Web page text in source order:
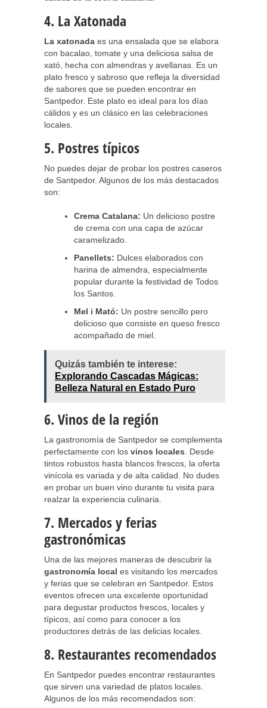
4. La Xatonada
La xatonada es una ensalada que se elabora
con bacalao, tomate y una deliciosa salsa de
xató, hecha con almendras y avellanas. Es un
plato fresco y sabroso que refleja la diversidad
de sabores que se pueden encontrar en
Santpedor. Este plato es ideal para los días
cálidos y es un clásico en las celebraciones
locales.
5. Postres típicos
No puedes dejar de probar los postres caseros
de Santpedor. Algunos de los más destacados
son:
Crema Catalana: Un delicioso postre
de crema con una capa de azúcar
caramelizado.
Panellets: Dulces elaborados con
harina de almendra, especialmente
popular durante la festividad de Todos
los Santos.
Mel i Mató: Un postre sencillo pero
delicioso que consiste en queso fresco
acompañado de miel.
Quizás también te interese:
Explorando Cascadas Mágicas:
Belleza Natural en Estado Puro
6. Vinos de la región
La gastronomía de Santpedor se complementa
perfectamente con los vinos locales . Desde
tintos robustos hasta blancos frescos, la oferta
vinícola es variada y de alta calidad. No dudes
en probar un buen vino durante tu visita para
realzar la experiencia culinaria.
7. Mercados y ferias
gastronómicas
Una de las mejores maneras de descubrir la
gastronomía local es visitando los mercados
y ferias que se celebran en Santpedor. Estos
eventos ofrecen una excelente oportunidad
para degustar productos frescos, locales y
típicos, así como para conocer a los
productores detrás de las delicias locales.
8. Restaurantes recomendados
En Santpedor puedes encontrar restaurantes
que sirven una variedad de platos locales.
Algunos de los más recomendados son: